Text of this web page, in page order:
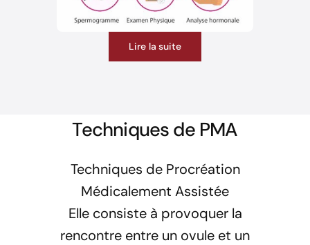
Lire la suite
Techniques de PMA
Techniques de Procréation
Médicalement Assistée
Elle consiste à provoquer la
rencontre entre un ovule et un